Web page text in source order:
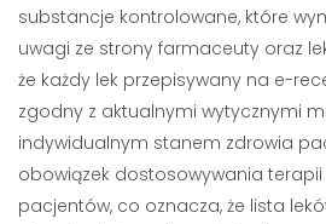
substancje kontrolowane, które
uwagi ze strony farmaceuty oraz
że każdy lek przepisywany na e-
zgodny z aktualnymi wytycznymi
indywidualnym stanem zdrowia
obowiązek dostosowywania
pacjentów, co oznacza, że lista